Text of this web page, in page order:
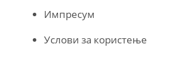
Импресум
Услови за користење